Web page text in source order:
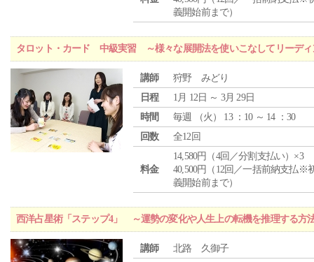
義開始前まで）
タロット・カード 中級実習 ～様々な展開法を使いこなしてリーディ
講師
狩野 みどり
日程
1月 12日 ～ 3月 29日
時間
毎週 （火 ） 13 ：10 ～ 14 ：30
回数
全12回
料金
14,580円（4回／分割支払い）×3
40,500円（12回／一括前納支払※
義開始前まで）
西洋占星術「ステップ4」 ～運勢の変化や人生上の転機を推理する方
講師
北路 久御子